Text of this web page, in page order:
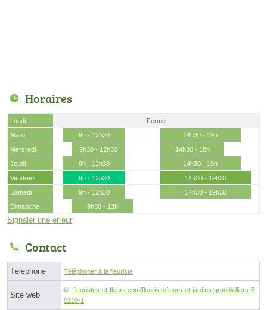
Horaires
Lundi
Fermé
Mardi
9h - 12h30
14h30 - 19h
Mercredi
9h30 - 12h30
14h30 - 18h
Jeudi
9h - 12h30
14h30 - 19h
Vendredi
9h - 12h30
14h30 - 19h30
Samedi
9h - 12h30
14h30 - 19h30
Dimanche
9h30 - 13h
Signaler une erreur
Contact
Téléphone Téléphoner à la fleuriste
Site web
fleuristes-et-fleurs.com/fleuriste/fleurs-et-jardins-grandvilliers-6
0210-1